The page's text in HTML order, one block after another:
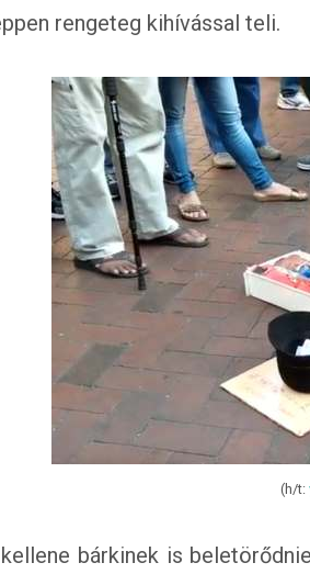
rengeteg kihívással teli.
(h/t:
bárkinek is